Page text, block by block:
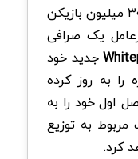
که بیش از ۳۰۰ میلیون بازیکن
یک صرافی
جدید خود
را به روز کرده
اول خود را به
به توزیع
کرد.